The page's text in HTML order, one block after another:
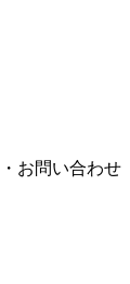
お問い合わせ